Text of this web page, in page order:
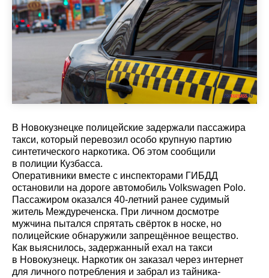
В Новокузнецке полицейские задержали пассажира
такси, который перевозил особо крупную партию
синтетического наркотика. Об этом сообщили
в полиции Кузбасса.
Оперативники вместе с инспекторами ГИБДД
остановили на дороге автомобиль Volkswagen Polo.
Пассажиром оказался 40-летний ранее судимый
житель Междуреченска. При личном досмотре
мужчина пытался спрятать свёрток в носке, но
полицейские обнаружили запрещённое вещество.
Как выяснилось, задержанный ехал на такси
в Новокузнецк. Наркотик он заказал через интернет
для личного потребления и забрал из тайника-